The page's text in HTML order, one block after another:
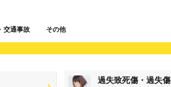
・ 交通事故 その他
過失致死傷・過失傷